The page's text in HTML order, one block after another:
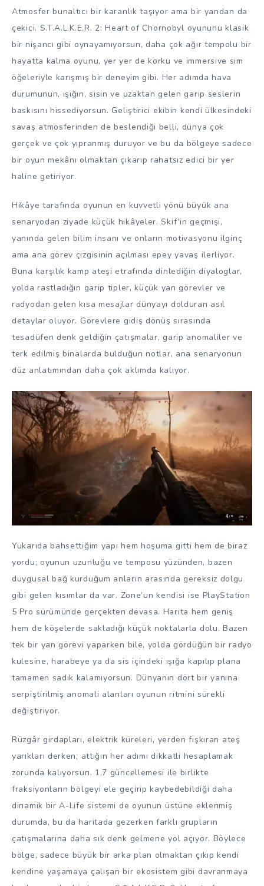
Atmosfer bunaltıcı bir karanlık taşıyor ama bir yandan da
çekici. S.T.A.L.K.E.R. 2: Heart of Chornobyl oyununu klasik
bir nişancı gibi oynayamıyorsun, daha çok ağır tempolu bir
hayatta kalma oyunu, yer yer de korku ve immersive sim
öğeleriyle karışmış bir deneyim gibi. Her adımda hava
durumunun, ışığın, sisin ve uzaktan gelen garip seslerin
baskısını hissediyorsun. Geliştirici ekibin kendi ülkesindeki
savaş atmosferinden de beslendiği belli, dünya çok
gerçek ve çok yıpranmış duruyor ve bu da bölgeye sadece
bir oyun mekânı olmaktan çıkarıp rahatsız edici bir yer
haline getiriyor.
Hikâye tarafında oyunun en kuvvetli yönü büyük ana
senaryodan ziyade küçük hikâyeler. Skif’in geçmişi,
yanında gelen bilim insanı ve onların motivasyonu ilginç
ama ana görev çizgisinin açılması epey yavaş ilerliyor.
Buna karşılık kamp ateşi etrafında dinlediğin diyaloglar,
yolda rastladığın garip tipler, küçük yan görevler ve
radyodan gelen kısa mesajlar dünyayı dolduran asıl
detaylar oluyor. Görevlere gidiş dönüş sırasında
tesadüfen denk geldiğin çatışmalar, garip anomaliler ve
terk edilmiş binalarda bulduğun notlar, ana senaryonun
düz anlatımından daha çok aklımda kalıyor.
Yukarıda bahsettiğim yapı hem hoşuma gitti hem de biraz
yordu; oyunun uzunluğu ve temposu yüzünden, bazen
duygusal bağ kurduğum anların arasında gereksiz dolgu
gibi gelen kısımlar da var. Zone’un kendisi ise PlayStation
5 Pro sürümünde gerçekten devasa. Harita hem geniş
hem de köşelerde sakladığı küçük noktalarla dolu. Bazen
tek bir yan görevi yaparken bile, yolda gördüğün bir radyo
kulesine, harabeye ya da sis içindeki ışığa kapılıp plana
tamamen sadık kalamıyorsun. Dünyanın dört bir yanına
serpiştirilmiş anomali alanları oyunun ritmini sürekli
değiştiriyor.
Rüzgâr girdapları, elektrik küreleri, yerden fışkıran ateş
yarıkları derken, attığın her adımı dikkatli hesaplamak
zorunda kalıyorsun. 1.7 güncellemesi ile birlikte
fraksiyonların bölgeyi ele geçirip kaybedebildiği daha
dinamik bir A-Life sistemi de oyunun üstüne eklenmiş
durumda, bu da haritada gezerken farklı grupların
çatışmalarına daha sık denk gelmene yol açıyor. Böylece
bölge, sadece büyük bir arka plan olmaktan çıkıp kendi
kendine yaşamaya çalışan bir ekosistem gibi davranmaya